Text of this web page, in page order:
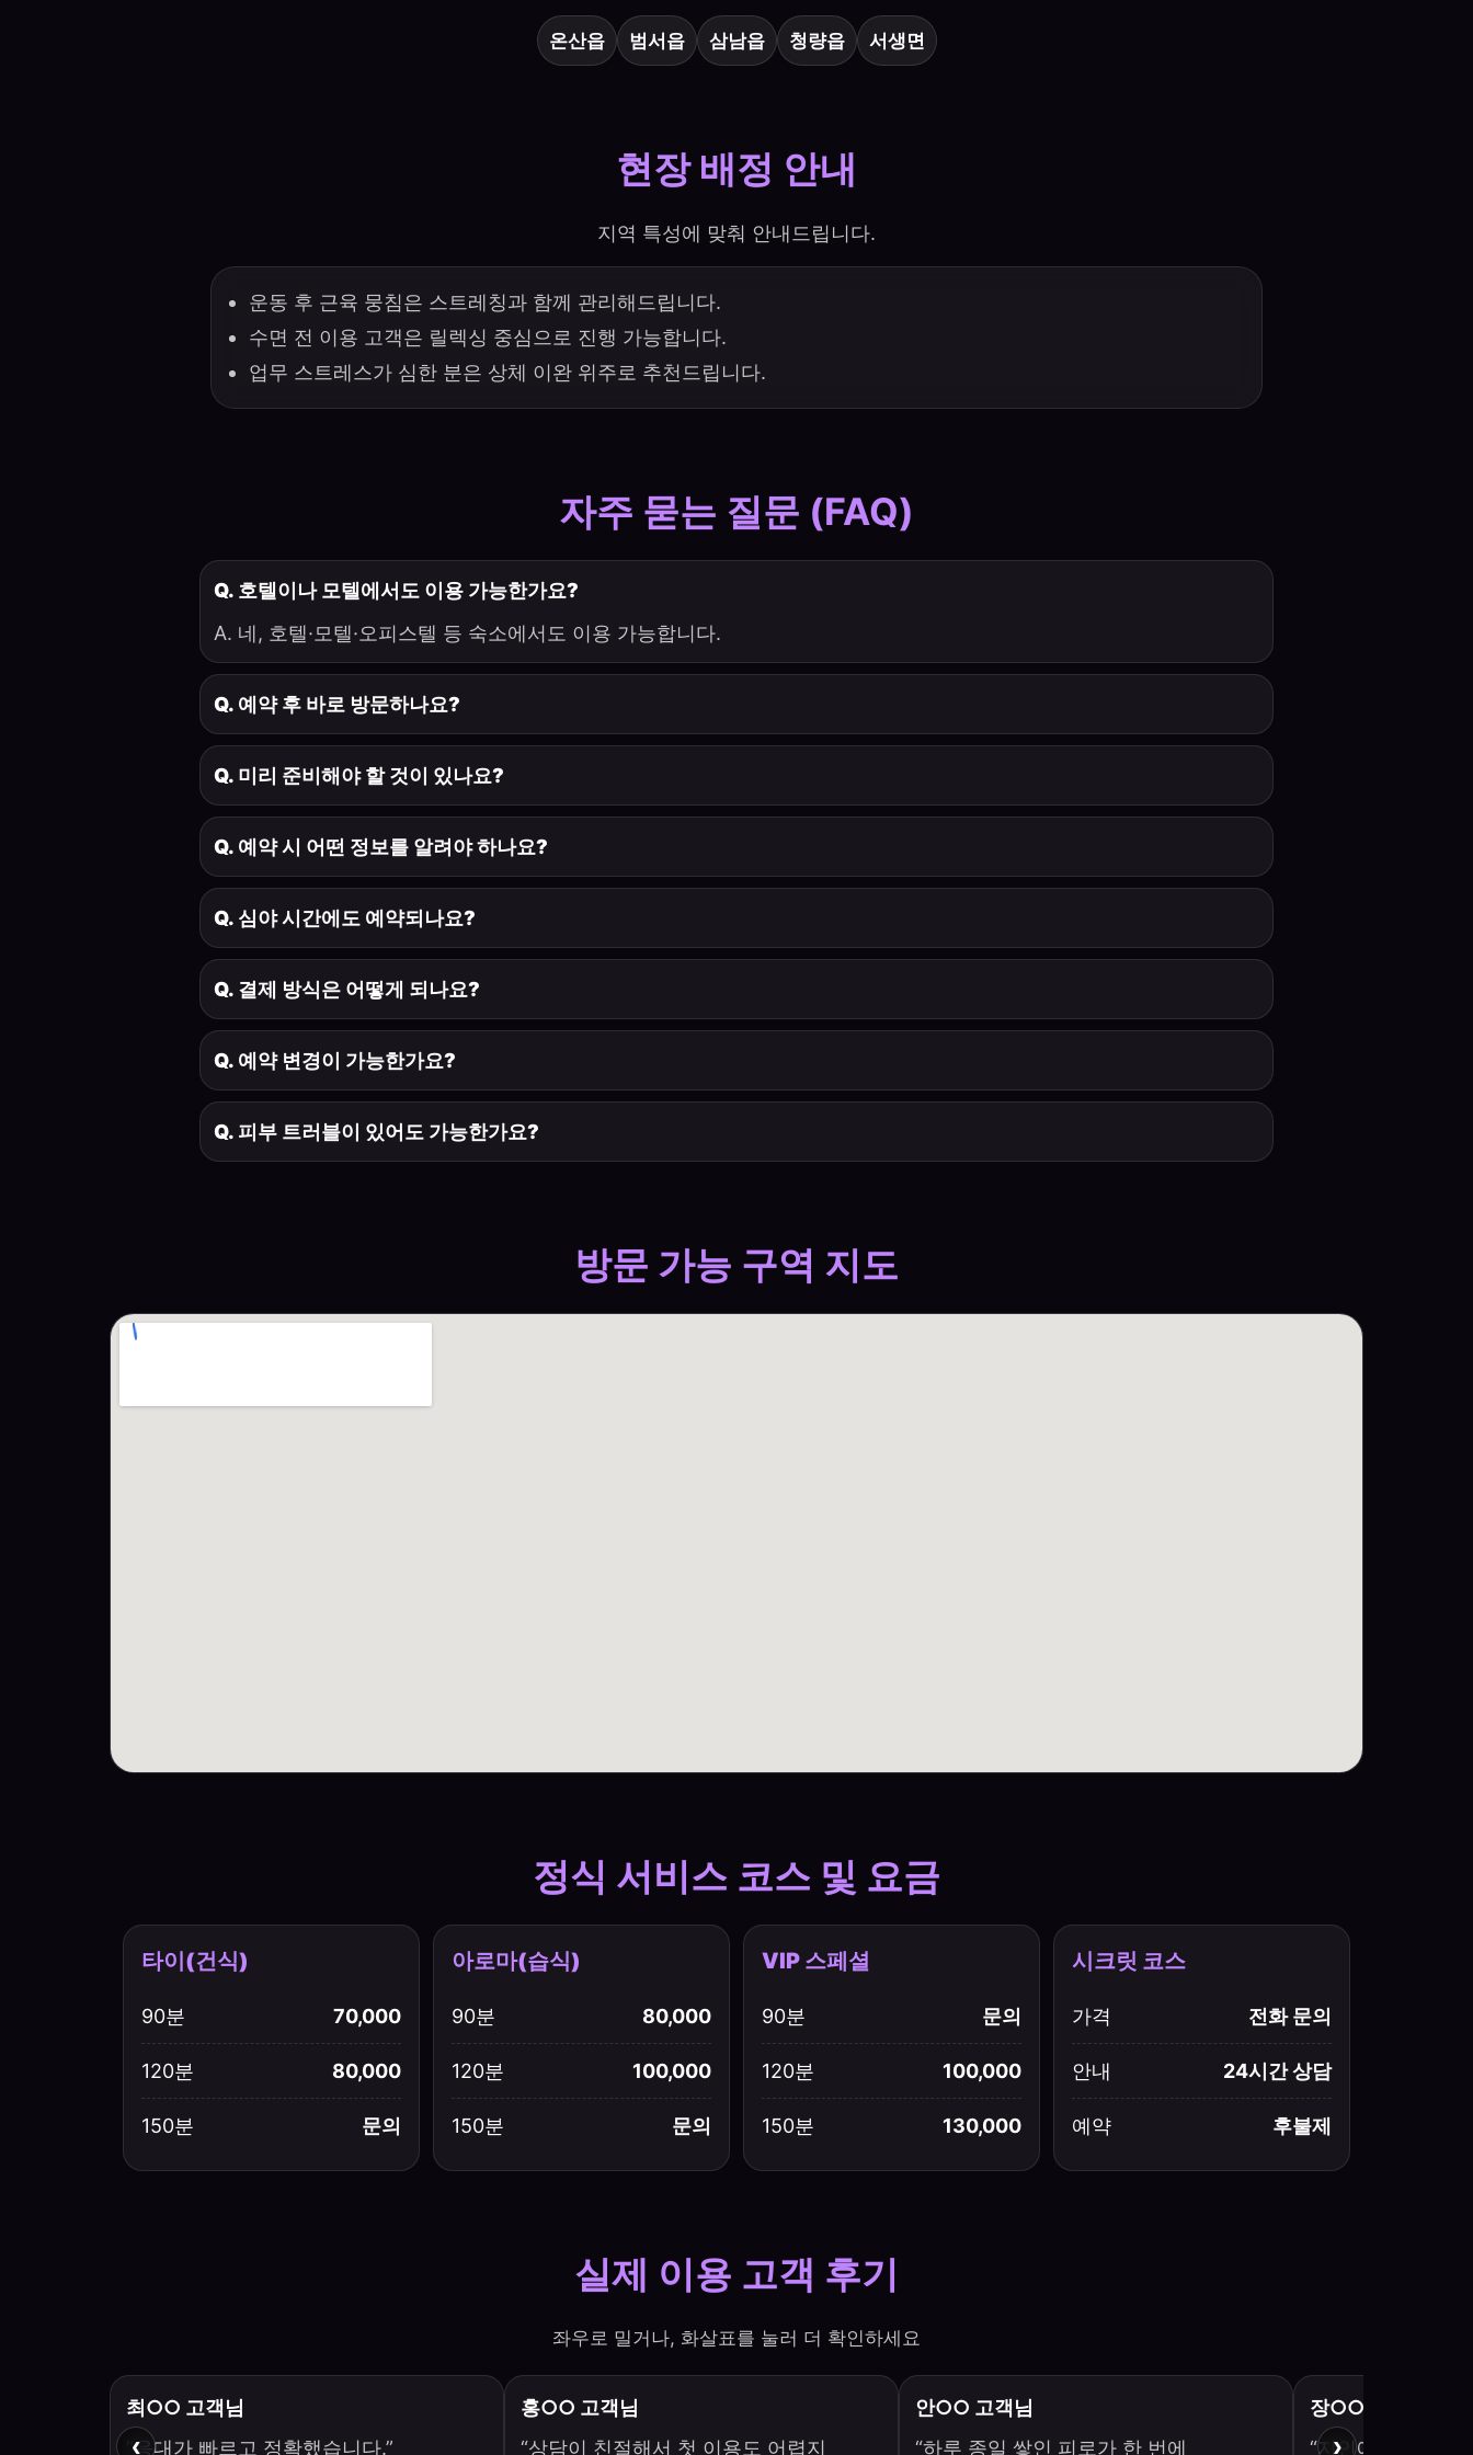
온산읍 범서읍 삼남읍 청량읍 서생면
현장 배정 안내
지역 특성에 맞춰 안내드립니다.
운동 후 근육 뭉침은 스트레칭과 함께 관리해드립니다.
수면 전 이용 고객은 릴렉싱 중심으로 진행 가능합니다.
업무 스트레스가 심한 분은 상체 이완 위주로 추천드립니다.
자주 묻는 질문 (FAQ)
Q. 호텔이나 모텔에서도 이용 가능한가요?
A. 네, 호텔·모텔·오피스텔 등 숙소에서도 이용 가능합니다.
Q. 예약 후 바로 방문하나요?
Q. 미리 준비해야 할 것이 있나요?
Q. 예약 시 어떤 정보를 알려야 하나요?
Q. 심야 시간에도 예약되나요?
Q. 결제 방식은 어떻게 되나요?
Q. 예약 변경이 가능한가요?
Q. 피부 트러블이 있어도 가능한가요?
방문 가능 구역 지도
정식 서비스 코스 및 요금
타이(건식)
90분 70,000
120분 80,000
150분 문의
아로마(습식)
90분 80,000
120분 100,000
150분 문의
VIP 스페셜
90분 문의
120분 100,000
150분 130,000
시크릿 코스
가격 전화 문의
안내 24시간 상담
예약 후불제
실제 이용 고객 후기
좌우로 밀거나, 화살표를 눌러 더 확인하세요
‹
최○○ 고객님
“응대가 빠르고 정확했습니다.”
홍○○ 고객님
“상담이 친절해서 첫 이용도 어렵지
안○○ 고객님
“하루 종일 쌓인 피로가 한 번에
장○○ 고객님
“지인에게도 추천
›